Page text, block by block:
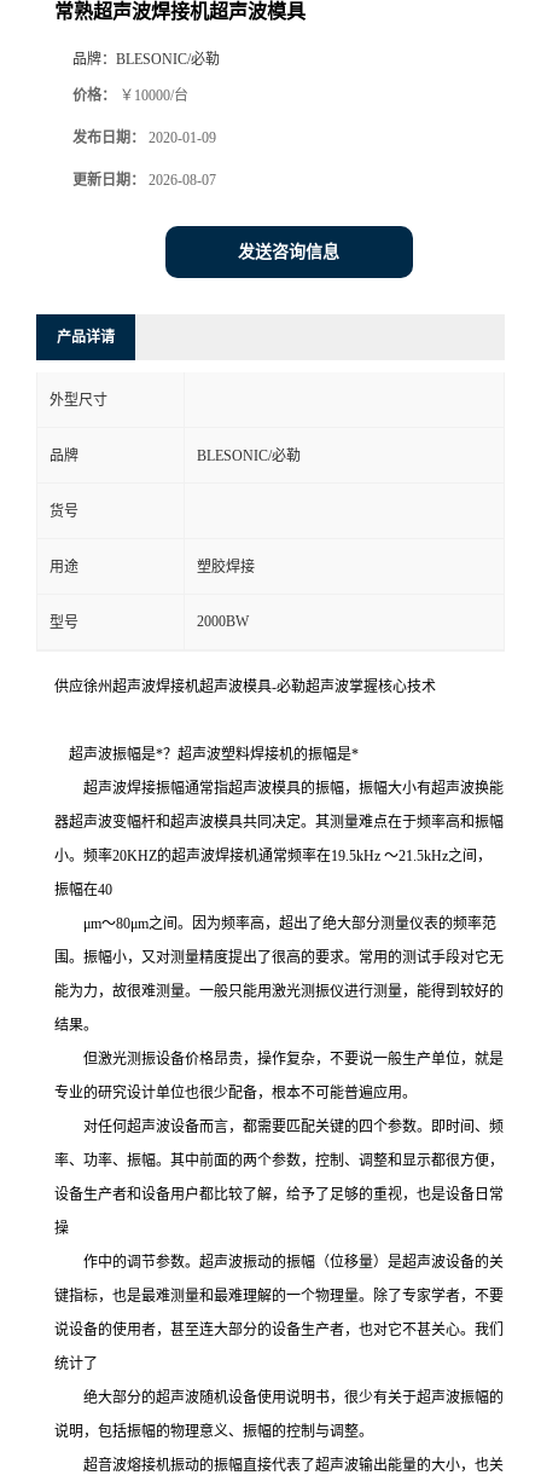
常熟超声波焊接机超声波模具
品牌： BLESONIC/必勒
价格： ￥10000/台
发布日期： 2020-01-09
更新日期： 2026-08-07
发送咨询信息
产品详请
外型尺寸
品牌 BLESONIC/必勒
货号
用途 塑胶焊接
型号 2000BW
供应徐州超声波焊接机超声波模具-必勒超声波掌握核心技术
超声波振幅是*？超声波塑料焊接机的振幅是*
超声波焊接振幅通常指超声波模具的振幅，振幅大小有超声波换能
器超声波变幅杆和超声波模具共同决定。其测量难点在于频率高和振幅
小。频率20KHZ的超声波焊接机通常频率在19.5kHz ～21.5kHz之间，
振幅在40
μm～80μm之间。因为频率高，超出了绝大部分测量仪表的频率范
围。振幅小，又对测量精度提出了很高的要求。常用的测试手段对它无
能为力，故很难测量。一般只能用激光测振仪进行测量，能得到较好的
结果。
但激光测振设备价格昂贵，操作复杂，不要说一般生产单位，就是
专业的研究设计单位也很少配备，根本不可能普遍应用。
对任何超声波设备而言，都需要匹配关键的四个参数。即时间、频
率、功率、振幅。其中前面的两个参数，控制、调整和显示都很方便，
设备生产者和设备用户都比较了解，给予了足够的重视，也是设备日常
操
作中的调节参数。超声波振动的振幅（位移量）是超声波设备的关
键指标，也是最难测量和最难理解的一个物理量。除了专家学者，不要
说设备的使用者，甚至连大部分的设备生产者，也对它不甚关心。我们
统计了
绝大部分的超声波随机设备使用说明书，很少有关于超声波振幅的
说明，包括振幅的物理意义、振幅的控制与调整。
超音波熔接机振动的振幅直接代表了超声波输出能量的大小，也关